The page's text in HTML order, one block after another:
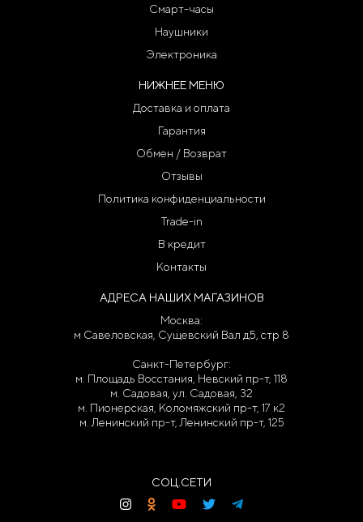
Смарт-часы
Наушники
Электроника
НИЖНЕЕ МЕНЮ
Доставка и оплата
Гарантия
Обмен / Возврат
Отзывы
Политика конфиденциальности
Trade-in
В кредит
Контакты
АДРЕСА НАШИХ МАГАЗИНОВ
Москва:
м Савеловская, Сущевский Вал д5, стр 8
Санкт-Петербург:
м. Площадь Восстания, Невский пр-т, 118
м. Садовая, ул. Садовая, 32
м. Пионерская, Коломяжский пр-т, 17 к2
м. Ленинский пр-т, Ленинский пр-т, 125
СОЦ.СЕТИ